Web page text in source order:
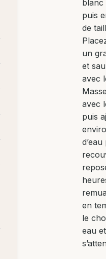
blanc
puis
de
un
et
avec
avec
puis
en
le
eau et